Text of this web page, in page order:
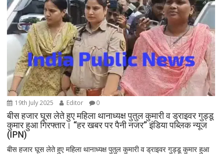
n
19th July 2025 Editor 0
बीस हजार घूस लेते हुए महिला थानाध्यक्ष पुतुल कुमारी व ड्राइवर गुड्डू
कुमार हुआ गिरफ्तार। “हर खबर पर पैनी नजर” इंडिया पब्लिक न्यूज
(IPN)
बीस हजार घूस लेते हुए महिला थानाध्यक्ष पुतुल कुमारी व ड्राइवर गुड्डू कुमार हुआ